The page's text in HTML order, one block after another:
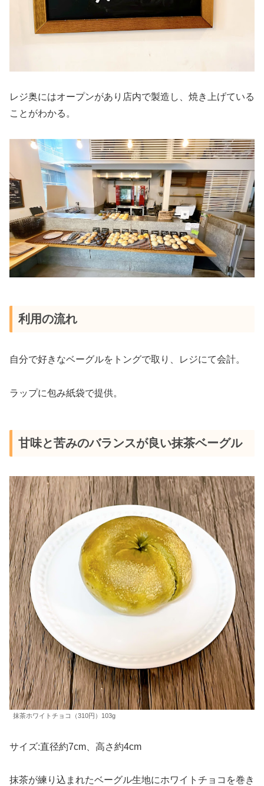
レジ奥にはオープンがあり店内で製造し、焼き上げている
ことがわかる。
利用の流れ
自分で好きなベーグルをトングで取り、レジにて会計。
ラップに包み紙袋で提供。
甘味と苦みのバランスが良い抹茶ベーグル
抹茶ホワイトチョコ（310円）103g
サイズ:直径約7cm、高さ約4cm
抹茶が練り込まれたベーグル生地にホワイトチョコを巻き